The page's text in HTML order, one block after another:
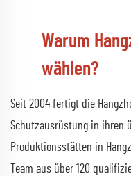
Warum
wählen?
Seit 2004 fertigt die
Schutzausrüstung in ihren
Produktionsstätten in
Team aus über 120